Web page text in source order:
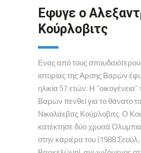
Εφυγε ο
Κούρλοβιτς
Ενας από τους
ιστορίας της Αρσης Βαρών
ηλικία 57 ετών. Η
Βαρών πενθεί για το θάνατο
Νικολάεβιτς Κούρλοβιτς. Ο
κατέκτησε δύο χρυσά
στην καριέρα του (1988